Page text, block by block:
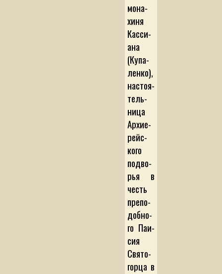
мо­на­
хи­ня
Кас­си­
а­на
(Ку­па­
лен­ко),
на­с­то­я­
тель­
ни­ца
Ар­хи­е­
рей­с­
ко­го
под­во­
рья в
честь
пре­по­
доб­но­
го Па­и­
сия
Свя­то­
гор­ца в